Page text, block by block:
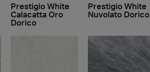
Prestigio White
Calacatta Oro
Dorico
Prestigio White
Nuvolato Dorico